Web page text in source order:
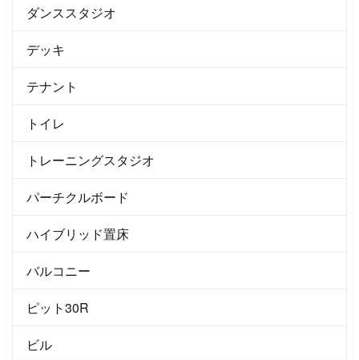
ダンススタジオ
デッキ
テナント
トイレ
トレーニングスタジオ
パーチクルボード
ハイブリッド置床
バルコニー
ピット30R
ビル